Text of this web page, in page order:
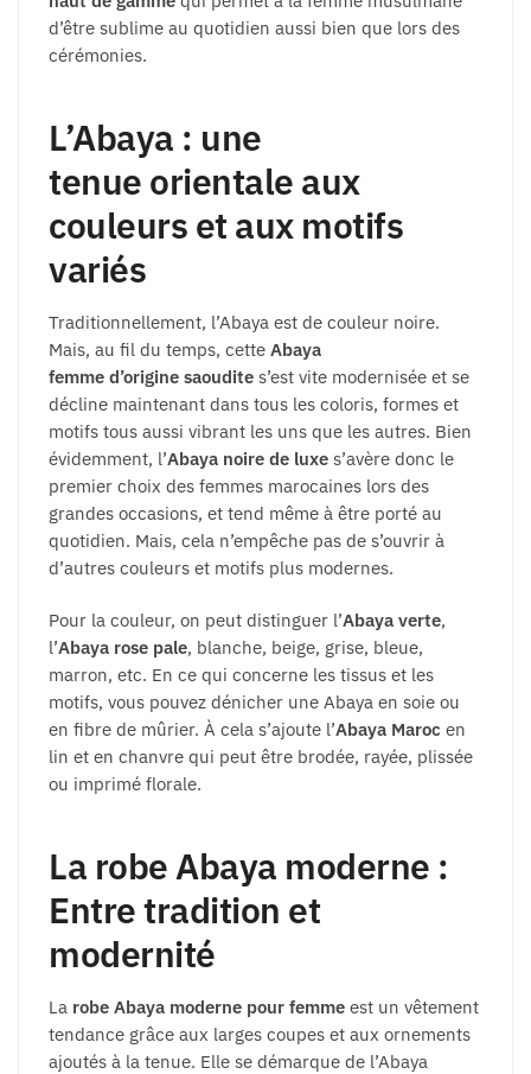
d’être sublime au quotidien aussi bien que lors des
cérémonies.
L’Abaya : une
tenue orientale aux
couleurs et aux motifs
variés
Traditionnellement, l’Abaya est de couleur noire.
Mais, au fil du temps, cette Abaya
femme d’origine saoudite s’est vite modernisée et se
décline maintenant dans tous les coloris, formes et
motifs tous aussi vibrant les uns que les autres. Bien
évidemment, l’Abaya noire de luxe s’avère donc le
premier choix des femmes marocaines lors des
grandes occasions, et tend même à être porté au
quotidien. Mais, cela n’empêche pas de s’ouvrir à
d’autres couleurs et motifs plus modernes.
Pour la couleur, on peut distinguer l’Abaya verte,
l’Abaya rose pale, blanche, beige, grise, bleue,
marron, etc. En ce qui concerne les tissus et les
motifs, vous pouvez dénicher une Abaya en soie ou
en fibre de mûrier. À cela s’ajoute l’Abaya Maroc en
lin et en chanvre qui peut être brodée, rayée, plissée
ou imprimé florale.
La robe Abaya moderne :
Entre tradition et
modernité
La robe Abaya moderne pour femme est un vêtement
tendance grâce aux larges coupes et aux ornements
ajoutés à la tenue. Elle se démarque de l’Abaya